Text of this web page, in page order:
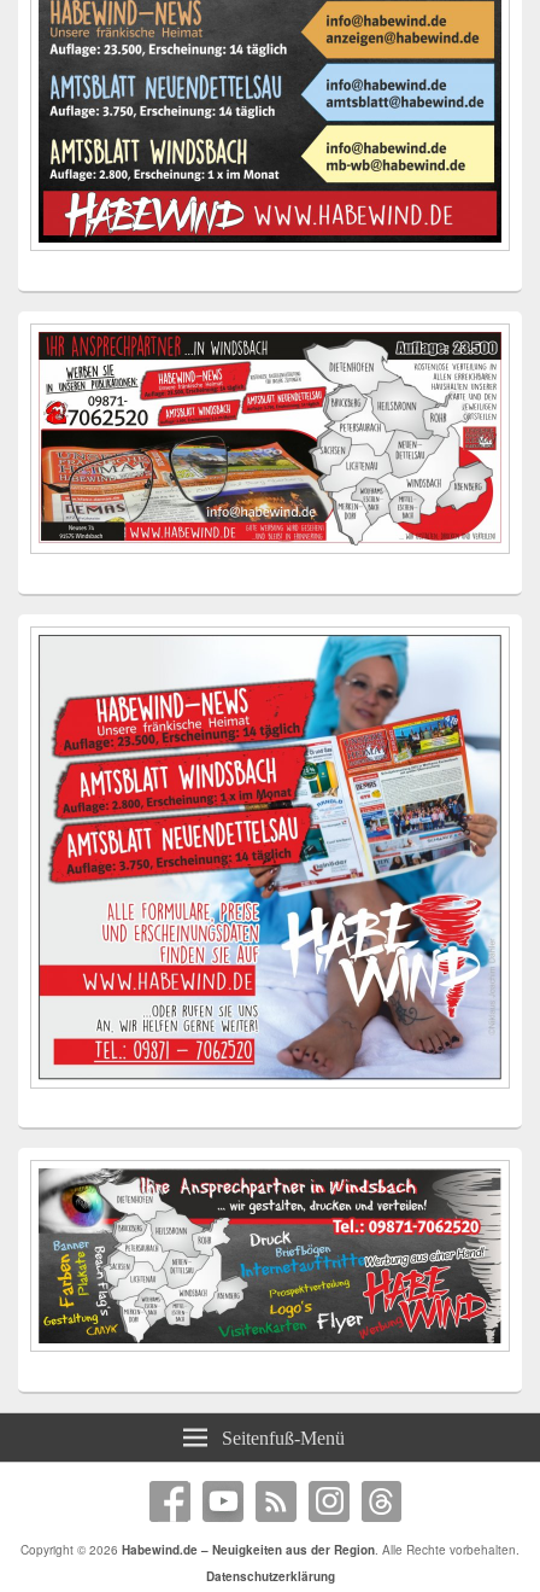
Seitenfuß-Menü
Copyright © 2026 Habewind.de – Neuigkeiten aus der Region. Alle Rechte vorbehalten.
Datenschutzerklärung